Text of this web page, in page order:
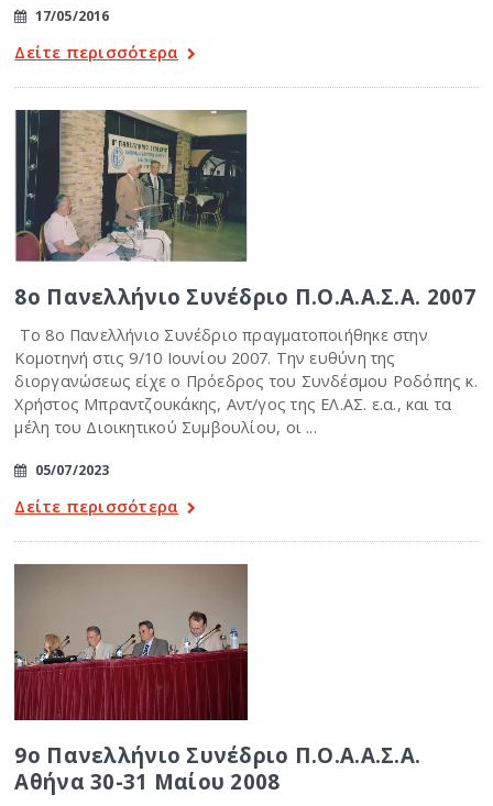
17/05/2016
Δείτε περισσότερα
8ο Πανελλήνιο Συνέδριο Π.Ο.Α.Α.Σ.Α. 2007
Το 8ο Πανελλήνιο Συνέδριο πραγματοποιήθηκε στην
Κομοτηνή στις 9/10 Ιουνίου 2007. Την ευθύνη της
διοργανώσεως είχε ο Πρόεδρος του Συνδέσμου Ροδόπης κ.
Χρήστος Μπραντζουκάκης, Αντ/γος της ΕΛ.ΑΣ. ε.α., και τα
μέλη του Διοικητικού Συμβουλίου, οι ...
05/07/2023
Δείτε περισσότερα
9ο Πανελλήνιο Συνέδριο Π.Ο.Α.Α.Σ.Α.
Αθήνα 30-31 Μαίου 2008